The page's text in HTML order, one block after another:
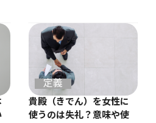
定義
貴殿（きでん）を女性に
使うのは失礼？意味や使